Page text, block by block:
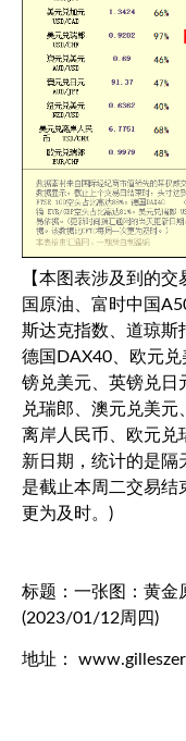
【本图表涉及到的交
国原油、富时中国
斯达克指数、道琼斯
德国DAX40、
欧元兑
镑兑美元
英镑兑日
兑瑞郎
澳元兑美元
离岸人民币 、欧元
新日期，统计的是隔
是截止本周二交易结
更为及时。)
标题：一张图：黄金
(2023/01/12周四)
地址：